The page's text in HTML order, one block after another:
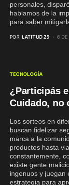
personales,
hablamos de la
para saber
POR LATITUD 25 6 DE
TECNOLOGÍA
¿Participás
Cuidado, no
Los sorteos en
buscan fidelizar
marca a la
productos hasta
constantemente,
existe gente
ingenuos y juegan
estrategia para